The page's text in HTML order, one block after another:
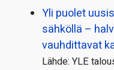
Yli puolet
sähköllä –
vauhdittavat
Lähde: YLE